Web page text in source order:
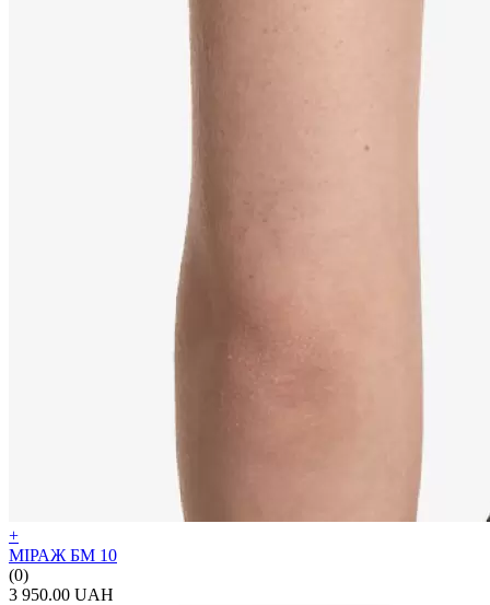
+
МІРАЖ БМ 10
(0)
3 950.00 UAH